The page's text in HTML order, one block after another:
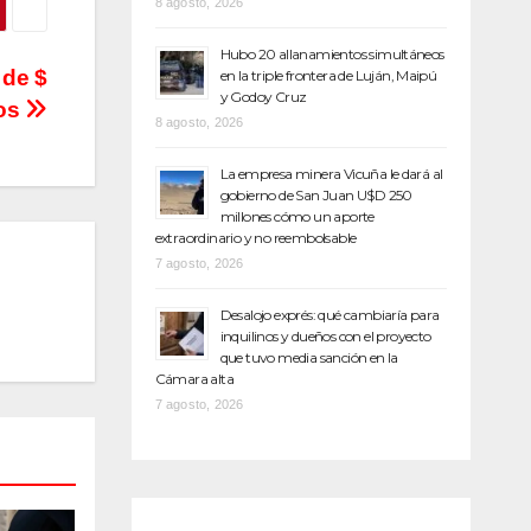
$
Hubo 20 allanamientos simultáneos
en la triple frontera de Luján, Maipú
y Godoy Cruz
8 agosto, 2026
La empresa minera Vicuña le dará al
gobierno de San Juan U$D 250
millones cómo un aporte
extraordinario y no reembolsable
7 agosto, 2026
Desalojo exprés: qué cambiaría para
inquilinos y dueños con el proyecto
que tuvo media sanción en la
Cámara alta
7 agosto, 2026